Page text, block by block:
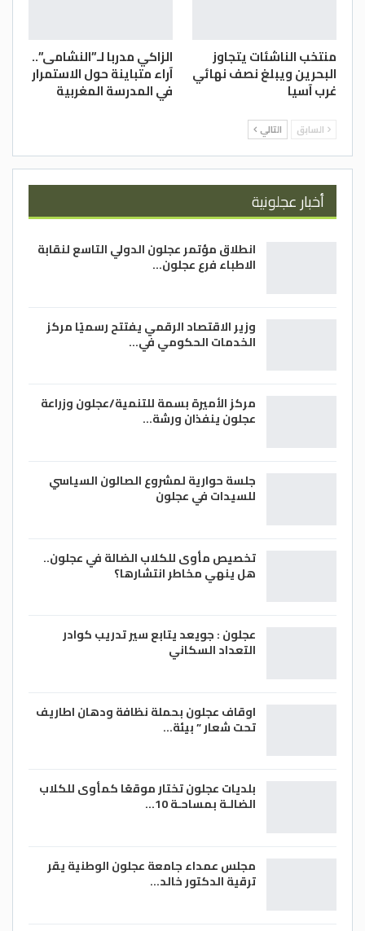
منتخب الناشئات يتجاوز
البحرين ويبلغ نصف نهائي
غرب آسيا
الزاكي مدربا لـ”النشامى”..
آراء متباينة حول الاستمرار
في المدرسة المغربية
السابق التالي
أخبار عجلونية
انطلاق مؤتمر عجلون الدولي التاسع لنقابة
الاطباء فرع عجلون…
وزير الاقتصاد الرقمي يفتتح رسميًا مركز
الخدمات الحكومي في…
مركز الأميرة بسمة للتنمية/عجلون وزراعة
عجلون ينفذان ورشة…
جلسة حوارية لمشروع الصالون السياسي
للسيدات في عجلون
تخصيص مأوى للكلاب الضالة في عجلون..
هل ينهي مخاطر انتشارها؟
عجلون : جويعد يتابع سير تدريب كوادر
التعداد السكاني
اوقاف عجلون بحملة نظافة ودهان اطاريف
تحت شعار ” بيئة…
بلديات عجلون تختار موقعًا كمأوى للكلاب
الضالـة بمساحـة 10…
مجلس عمداء جامعة عجلون الوطنية يقر
ترقية الدكتور خالد…